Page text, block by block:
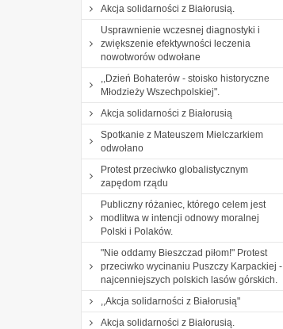
Akcja solidarności z Białorusią.
Usprawnienie wczesnej diagnostyki i
zwiększenie efektywności leczenia
nowotworów odwołane
,,Dzień Bohaterów - stoisko historyczne
Młodzieży Wszechpolskiej".
Akcja solidarności z Białorusią
Spotkanie z Mateuszem Mielczarkiem
odwołano
Protest przeciwko globalistycznym
zapędom rządu
Publiczny różaniec, którego celem jest
modlitwa w intencji odnowy moralnej
Polski i Polaków.
"Nie oddamy Bieszczad piłom!" Protest
przeciwko wycinaniu Puszczy Karpackiej -
najcenniejszych polskich lasów górskich.
,,Akcja solidarności z Białorusią"
Akcja solidarności z Białorusią.